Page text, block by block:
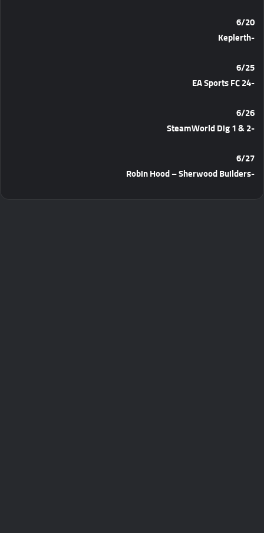
6/20
-Keplerth
6/25
-EA Sports FC 24
6/26
-SteamWorld Dig 1 & 2
6/27
-Robin Hood – Sherwood Builders